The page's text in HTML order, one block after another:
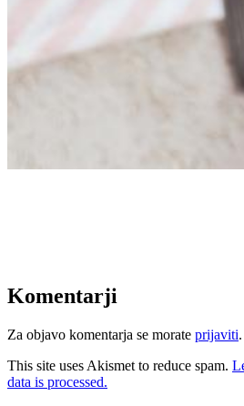
Komentarji
Za objavo komentarja se morate prijaviti.
This site uses Akismet to reduce spam.
data is processed.